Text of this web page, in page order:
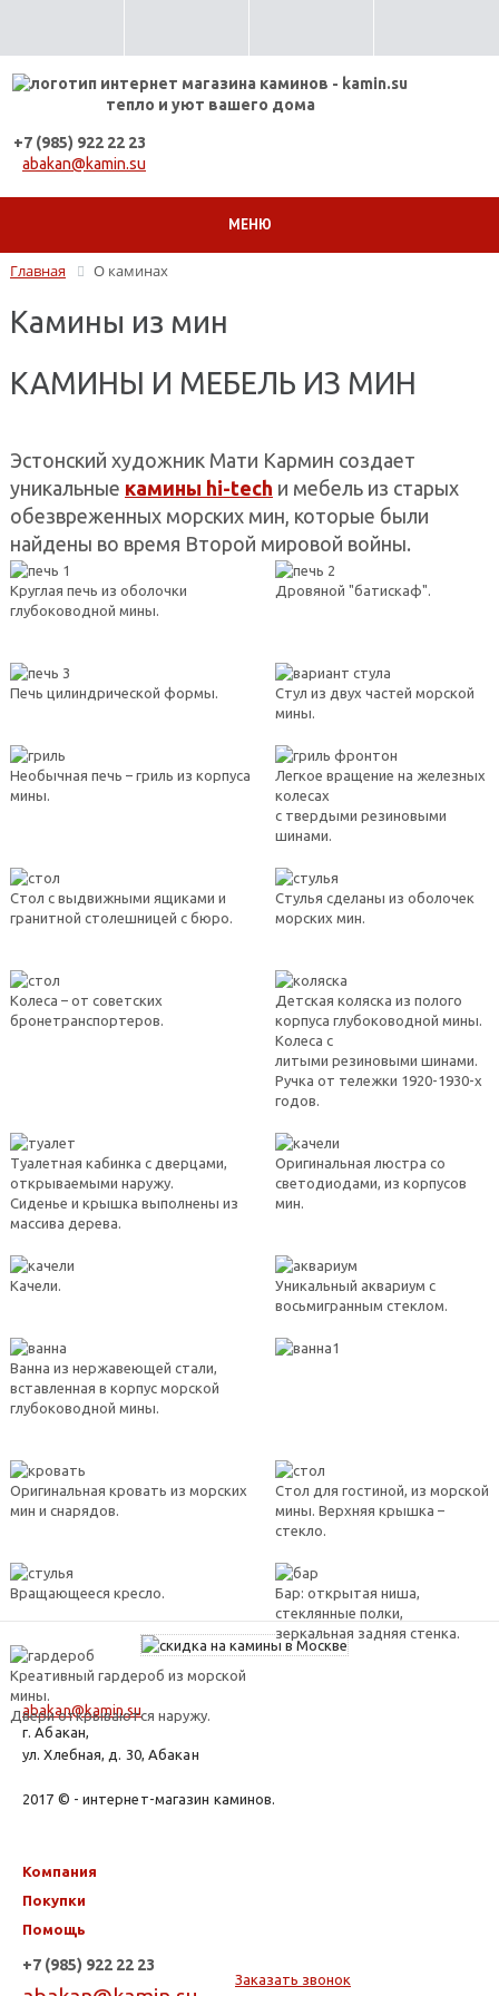
тепло и уют вашего дома
+7 (985) 922 22 23
abakan@kamin.su
МЕНЮ
Главная О каминах
Камины из мин
КАМИНЫ И МЕБЕЛЬ ИЗ МИН
Эстонский художник Мати Кармин создает
уникальные камины hi-tech и мебель из старых
обезвреженных морских мин, которые были
найдены во время Второй мировой войны.
Круглая печь из оболочки
глубоководной мины.
Дровяной "батискаф".
Печь цилиндрической формы.
Стул из двух частей морской
мины.
Необычная печь – гриль из корпуса
мины.
Легкое вращение на железных
колесах
с твердыми резиновыми
шинами.
Стол с выдвижными ящиками и
гранитной столешницей с бюро.
Стулья сделаны из оболочек
морских мин.
Колеса – от советских
бронетранспортеров.
Детская коляска из полого
корпуса глубоководной мины.
Колеса с
литыми резиновыми шинами.
Ручка от тележки 1920-1930-х
годов.
Туалетная кабинка с дверцами,
открываемыми наружу.
Сиденье и крышка выполнены из
массива дерева.
Оригинальная люстра со
светодиодами, из корпусов
мин.
Качели.
Уникальный аквариум с
восьмигранным стеклом.
Ванна из нержавеющей стали,
вставленная в корпус морской
глубоководной мины.
Оригинальная кровать из морских
мин и снарядов.
Стол для гостиной, из морской
мины. Верхняя крышка –
стекло.
Вращающееся кресло.
Бар: открытая ниша,
стеклянные полки,
зеркальная задняя стенка.
Креативный гардероб из морской
мины.
Двери открываются наружу.
abakan@kamin.su
г. Абакан,
ул. Хлебная, д. 30, Абакан
2017 © - интернет-магазин каминов.
Компания
Покупки
Помощь
+7 (985) 922 22 23
Заказать звонок